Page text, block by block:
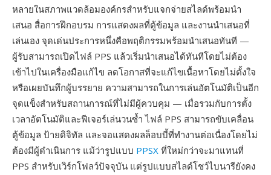
หลายในสภาพแวดล้อมองค์กรสำหรับแจกจ่ายสไลด์พร้อมนำ
เสนอ สื่อการฝึกอบรม การแสดงผลที่ตู้ข้อมูล และงานนำเสนอที่
เล่นเอง จุดเด่นประการหนึ่งคือพฤติกรรมพร้อมนำเสนอทันที —
ผู้รับสามารถเปิดไฟล์ PPS แล้วเริ่มนำเสนอได้ทันทีโดยไม่ต้อง
เข้าไปในเครื่องมือแก้ไข ลดโอกาสที่จะแก้ไขเนื้อหาโดยไม่ตั้งใจ
หรือเผยบันทึกผู้บรรยาย ความสามารถในการเล่นอัตโนมัติเป็นอีก
จุดแข็งสำหรับสถานการณ์ที่ไม่มีผู้ควบคุม — เมื่อรวมกับการตั้ง
เวลาอัตโนมัติและฟีเจอร์เล่นวนซ้ำ ไฟล์ PPS สามารถขับเคลื่อน
ตู้ข้อมูล ป้ายดิจิทัล และจอแสดงผลล็อบบี้ที่ทำงานต่อเนื่องโดยไม่
ต้องมีผู้ดำเนินการ แม้ว่ารูปแบบ PPSX ที่ใหม่กว่าจะมาแทนที่
PPS สำหรับเวิร์กโฟลว์ปัจจุบัน แต่รูปแบบสไลด์โชว์ไบนารียังคง